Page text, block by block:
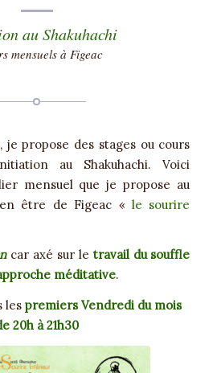
au Shakuhachi
mensuels à Figeac
je propose des stages ou cours
au Shakuhachi. Voici
mensuel que je propose au
être de Figeac « le sourire
car axé sur le travail du souffle
méditative.
les premiers Vendredi du mois
20h à 21h30